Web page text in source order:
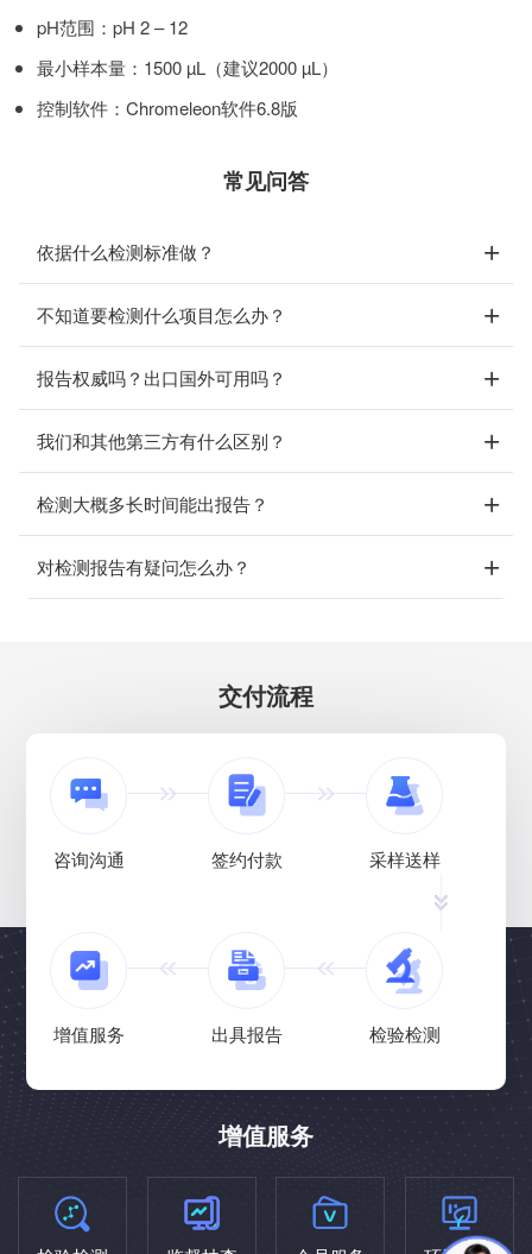
pH范围：pH 2 – 12
最小样本量：1500 µL（建议2000 µL）
控制软件：Chromeleon软件6.8版
常见问答
依据什么检测标准做？
不知道要检测什么项目怎么办？
报告权威吗？出口国外可用吗？
我们和其他第三方有什么区别？
检测大概多长时间能出报告？
对检测报告有疑问怎么办？
交付流程
咨询沟通 签约付款 采样送样
增值服务 出具报告 检验检测
增值服务